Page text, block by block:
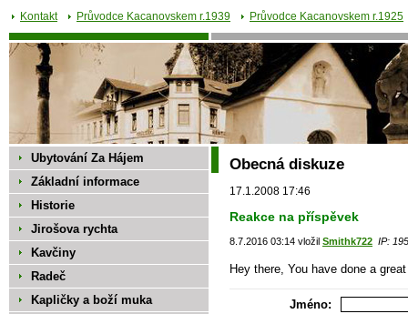
Kontakt Průvodce Kacanovskem r.1939 Průvodce Kacanovskem r.1925
Obecná diskuze
17.1.2008 17:46
Reakce na příspěvek
8.7.2016 03:14 vložil Smithk722 IP:
Hey there, You have done a
Jméno:
Ubytování Za Hájem
Základní informace
Historie
Jirošova rychta
Kavčiny
Radeč
Kapličky a boží muka